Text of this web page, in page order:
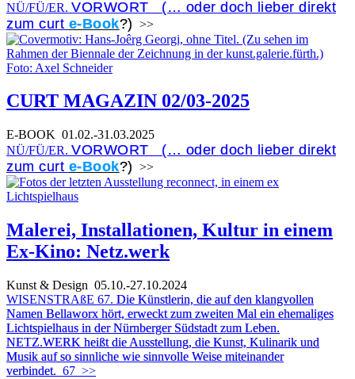
NÜ/FÜ/ER. VORWORT (… oder doch lieber direkt
zum curt e-Book?) >>
CURT MAGAZIN 02/03-2025
E-BOOK 01.02.-31.03.2025
NÜ/FÜ/ER. VORWORT (… oder doch lieber direkt
zum curt e-Book?) >>
Malerei, Installationen, Kultur in einem
Ex-Kino: Netz.werk
Kunst & Design 05.10.-27.10.2024
WISENSTRAßE 67. Die Künstlerin, die auf den klangvollen
Namen Bellaworx hört, erweckt zum zweiten Mal ein ehemaliges
Lichtspielhaus in der Nürnberger Südstadt zum Leben.
NETZ.WERK heißt die Ausstellung, die Kunst, Kulinarik und
Musik auf so sinnliche wie sinnvolle Weise miteinander
verbindet. 67 >>